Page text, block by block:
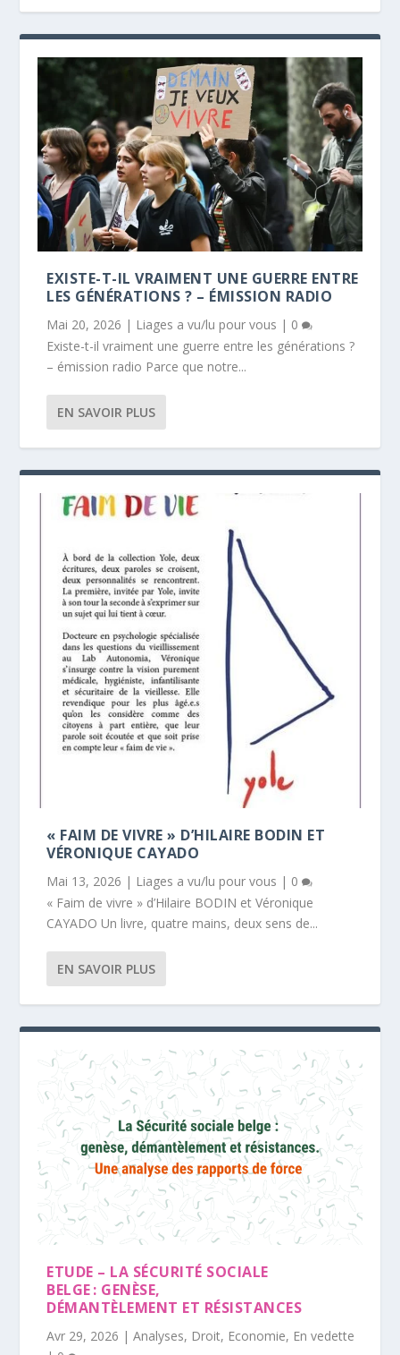
EXISTE-T-IL VRAIMENT UNE GUERRE ENTRE
LES GÉNÉRATIONS ? – ÉMISSION RADIO
Mai 20, 2026 | Liages a vu/lu pour vous | 0
Existe-t-il vraiment une guerre entre les générations ?
– émission radio Parce que notre...
EN SAVOIR PLUS
« FAIM DE VIVRE » D’HILAIRE BODIN ET
VÉRONIQUE CAYADO
Mai 13, 2026 | Liages a vu/lu pour vous | 0
« Faim de vivre » d’Hilaire BODIN et Véronique
CAYADO Un livre, quatre mains, deux sens de...
EN SAVOIR PLUS
ETUDE – LA SÉCURITÉ SOCIALE
BELGE : GENÈSE,
DÉMANTÈLEMENT ET RÉSISTANCES
Avr 29, 2026 |Analyses, Droit, Economie, En vedette